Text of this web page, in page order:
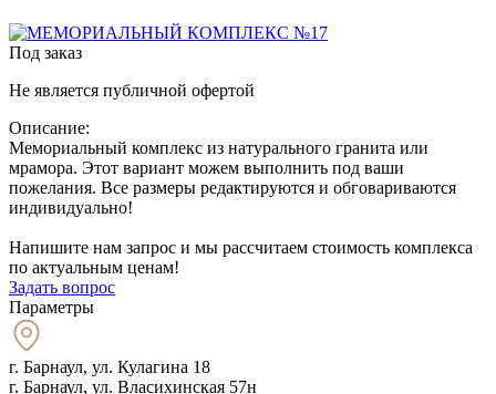
Под заказ
Не является публичной офертой
Описание:
Мемориальный комплекс из натурального гранита или
мрамора. Этот вариант можем выполнить под ваши
пожелания. Все размеры редактируются и обговариваются
индивидуально!
Напишите нам запрос и мы рассчитаем стоимость комплекса
по актуальным ценам!
Задать вопрос
Параметры
г. Барнаул, ул. Кулагина 18
г. Барнаул, ул. Власихинская 57н